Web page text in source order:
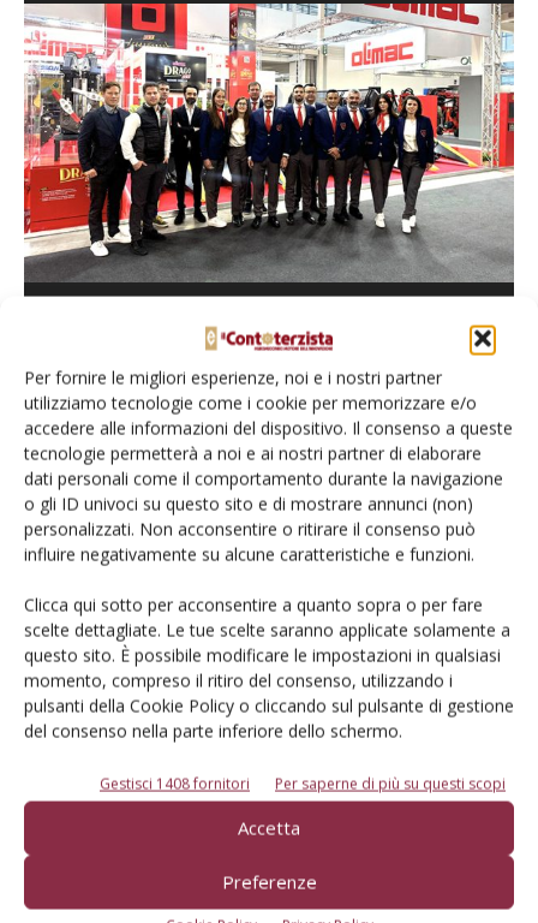
Per fornire le migliori esperienze, noi e i nostri partner
utilizziamo tecnologie come i cookie per memorizzare e/o
accedere alle informazioni del dispositivo. Il consenso a queste
tecnologie permetterà a noi e ai nostri partner di elaborare
dati personali come il comportamento durante la navigazione
o gli ID univoci su questo sito e di mostrare annunci (non)
personalizzati. Non acconsentire o ritirare il consenso può
influire negativamente su alcune caratteristiche e funzioni.
Clicca qui sotto per acconsentire a quanto sopra o per fare
scelte dettagliate. Le tue scelte saranno applicate solamente a
questo sito. È possibile modificare le impostazioni in qualsiasi
momento, compreso il ritiro del consenso, utilizzando i
pulsanti della Cookie Policy o cliccando sul pulsante di gestione
del consenso nella parte inferiore dello schermo.
Gestisci 1408 fornitori Per saperne di più su questi scopi
Accetta
Preferenze
Facebook Twitter
contenuto sponsorizzato
Olimac, crescita e innovazione nelle
testate agricole
Successo di Olimac ad Agritechnica con
le testate Drago
Olimac Drago, innovazione robotizzata